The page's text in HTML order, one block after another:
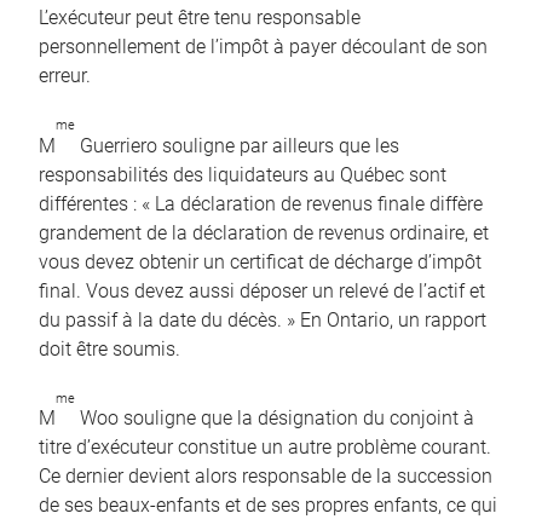
L’exécuteur peut être tenu responsable
personnellement de l’impôt à payer découlant de son
erreur.
M
me
Guerriero souligne par ailleurs que les
responsabilités des liquidateurs au Québec sont
différentes : « La déclaration de revenus finale diffère
grandement de la déclaration de revenus ordinaire, et
vous devez obtenir un certificat de décharge d’impôt
final. Vous devez aussi déposer un relevé de l’actif et
du passif à la date du décès. » En Ontario, un rapport
doit être soumis.
M
me
Woo souligne que la désignation du conjoint à
titre d’exécuteur constitue un autre problème courant.
Ce dernier devient alors responsable de la succession
de ses beaux-enfants et de ses propres enfants, ce qui